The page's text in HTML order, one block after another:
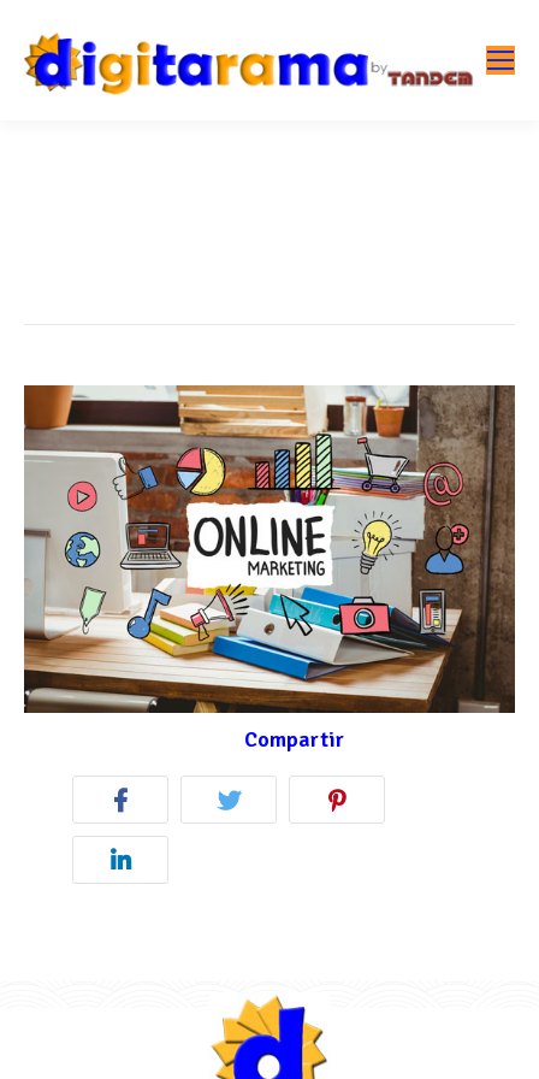
Compartir